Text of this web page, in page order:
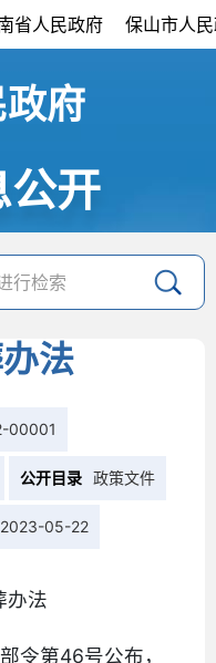
省人民政府 保山市人
府
公开
法
00001
公开目录 政策文件
2023-05-22
办法
令第46号公布，